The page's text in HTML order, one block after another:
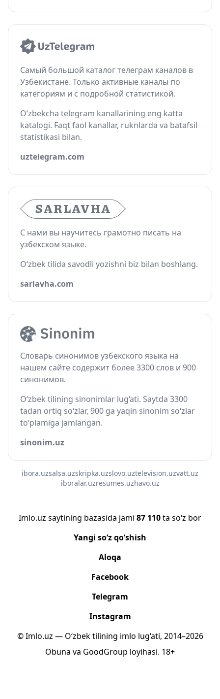
Самый большой каталог телеграм каналов в
Узбекистане. Только активные каналы по
категориям и с подробной статистикой.
O‘zbekcha telegram kanallarining eng katta
katalogi. Faqt faol kanallar, ruknlarda va batafsil
statistikasi bilan.
uztelegram.com
С нами вы научитесь грамотно писать на
узбекском языке.
O‘zbek tilida savodli yozishni biz bilan boshlang.
sarlavha.com
Словарь синонимов узбекского языка на
нашем сайте содержит более 3300 слов и 900
синонимов.
O‘zbek tilining sinonimlar lug‘ati. Saytda 3300
tadan ortiq so‘zlar, 900 ga yaqin sinonim so‘zlar
to‘plamiga jamlangan.
sinonim.uz
ibora.uzsalsa.uzskripka.uzslovo.uztelevision.uzvatt.uz
iboralar.uzresumes.uzhavo.uz
Imlo.uz saytining bazasida jami 87 110ta so‘z bor
Yangi so‘z qo‘shish
Aloqa
Facebook
Telegram
Instagram
© Imlo.uz — O‘zbek tilining imlo lug‘ati, 2014–2026
Obuna va GoodGroup loyihasi. 18+